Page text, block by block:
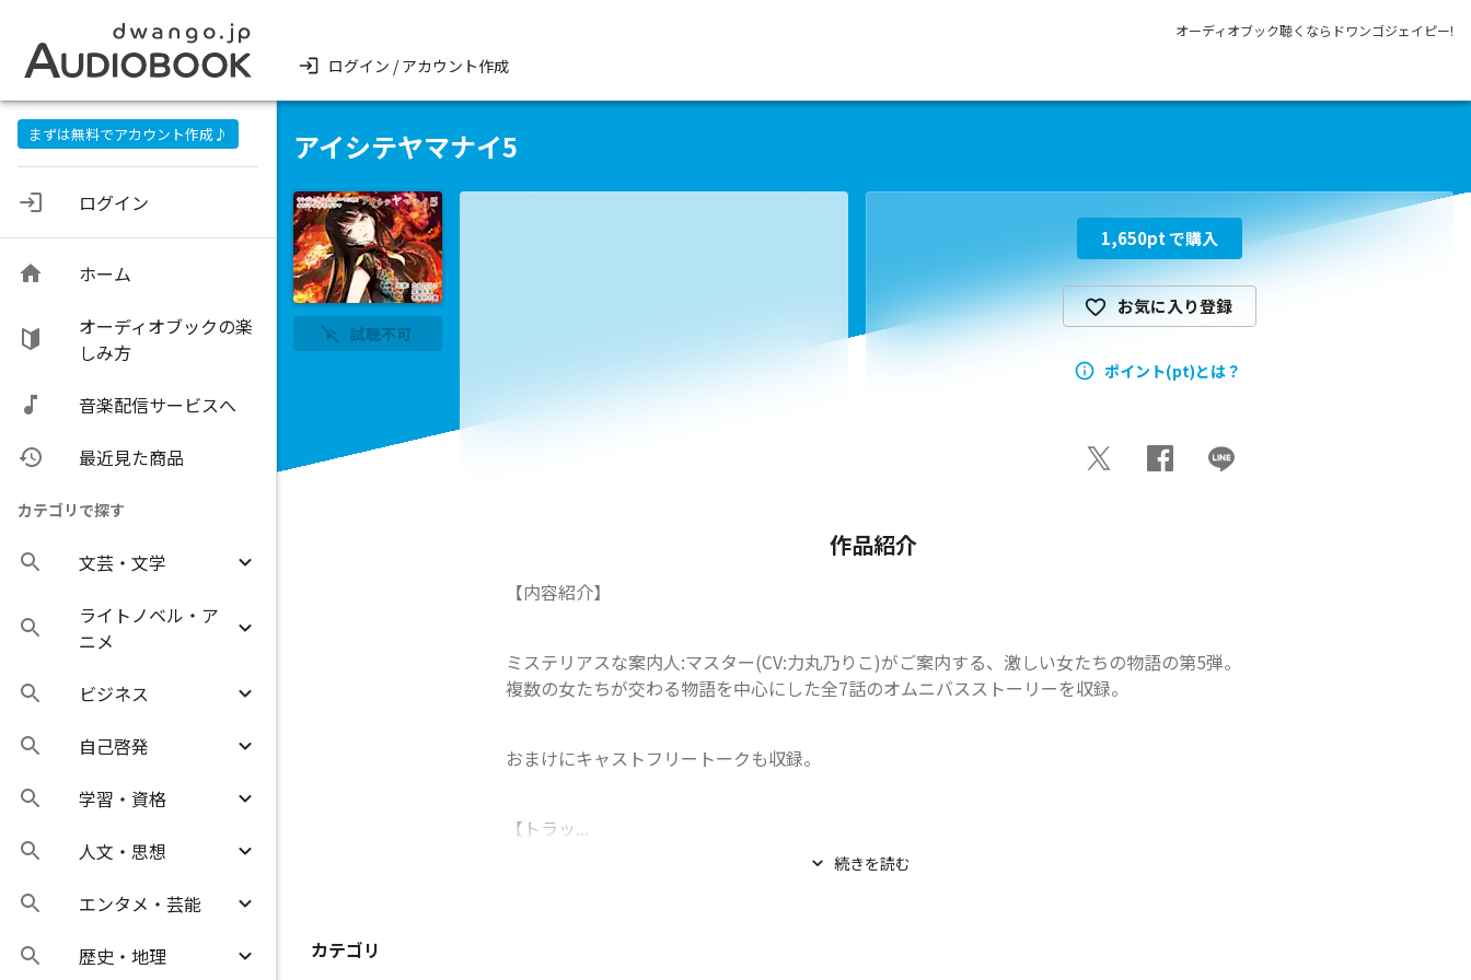
オーディオブック聴くならドワンゴジェイピー!
ログイン / アカウント作成
まずは無料でアカウント作成♪
ログイン
ホーム
オーディオブックの楽
しみ方
音楽配信サービスへ
最近見た商品
カテゴリで探す
文芸・文学
ライトノベル・ア
ニメ
ビジネス
自己啓発
学習・資格
人文・思想
エンタメ・芸能
歴史・地理
アイシテヤマナイ5
試聴不可
1,650pt で購入
お気に入り登録
ポイント(pt)とは？
作品紹介
【内容紹介】
ミステリアスな案内人:マスター(CV:力丸乃りこ)がご案内する、激しい女たちの物語の第5弾。
複数の女たちが交わる物語を中心にした全7話のオムニバスストーリーを収録。
おまけにキャストフリートークも収録。
【トラッ...
続きを読む
カテゴリ